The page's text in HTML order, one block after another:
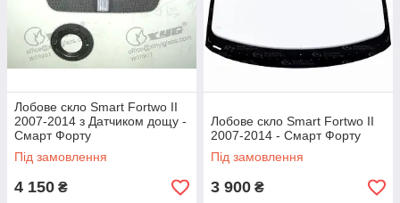
Лобове скло Smart Fortwo II
2007-2014 з Датчиком дощу -
Смарт Форту
Під замовлення
4 150 ₴
Лобове скло Smart Fortwo II
2007-2014 - Смарт Форту
Під замовлення
3 900 ₴